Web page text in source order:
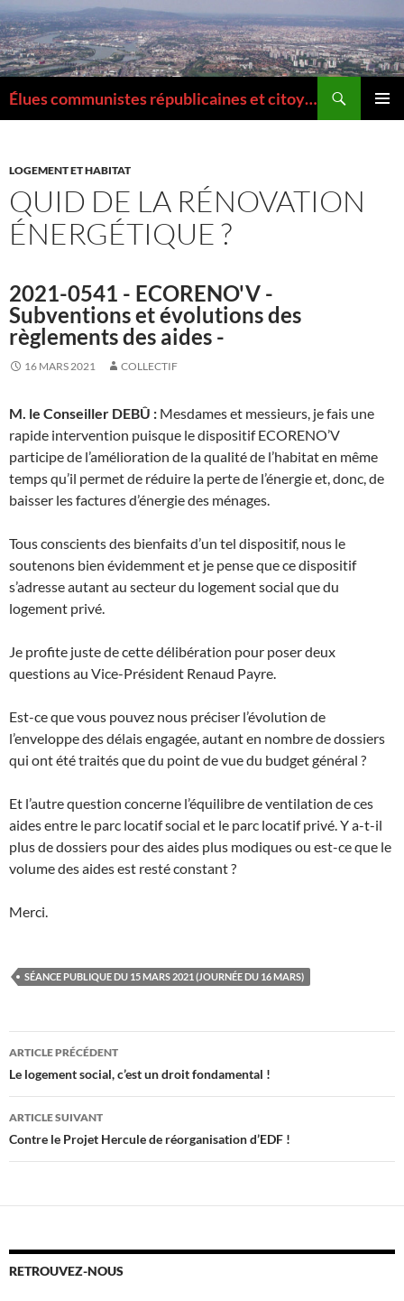
Aller
au
contenu
Élues communistes républicaines et citoyennes de la Métropole de Lyon
LOGEMENT ET HABITAT
QUID DE LA RÉNOVATION
ÉNERGÉTIQUE ?
2021-0541 - ECORENO'V -
Subventions et évolutions des
règlements des aides -
16 MARS 2021 COLLECTIF
M. le Conseiller DEBÛ : Mesdames et messieurs, je fais une
rapide intervention puisque le dispositif ECORENO’V
participe de l’amélioration de la qualité de l’habitat en même
temps qu’il permet de réduire la perte de l’énergie et, donc, de
baisser les factures d’énergie des ménages.
Tous conscients des bienfaits d’un tel dispositif, nous le
soutenons bien évidemment et je pense que ce dispositif
s’adresse autant au secteur du logement social que du
logement privé.
Je profite juste de cette délibération pour poser deux
questions au Vice-Président Renaud Payre.
Est-ce que vous pouvez nous préciser l’évolution de
l’enveloppe des délais engagée, autant en nombre de dossiers
qui ont été traités que du point de vue du budget général ?
Et l’autre question concerne l’équilibre de ventilation de ces
aides entre le parc locatif social et le parc locatif privé. Y a-t-il
plus de dossiers pour des aides plus modiques ou est-ce que le
volume des aides est resté constant ?
Merci.
SÉANCE PUBLIQUE DU 15 MARS 2021 (JOURNÉE DU 16 MARS)
Navigation
des
articles
ARTICLE PRÉCÉDENT
Le logement social, c’est un droit fondamental !
ARTICLE SUIVANT
Contre le Projet Hercule de réorganisation d’EDF !
RETROUVEZ-NOUS